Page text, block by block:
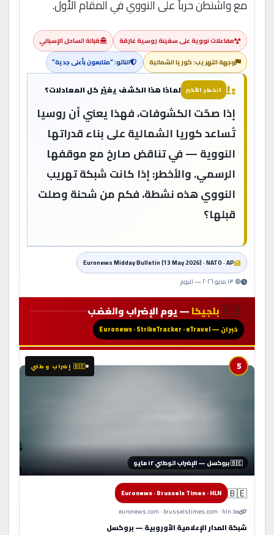
مع واشنطن حرباً على النووي في المقام الأول.
مفاعلات نووية على سفينة روسية غارقة
قبالة الساحل الإسباني
وجهة التهريب: كوريا الشمالية
الناتو: “متابعون بأعلى جدية”
الخطر الأكبر لماذا هذا الكشف يغيّر كل المعادلات؟
إذا صحّت الكشوفات، فهذا يعني أن روسيا
تُساعد كوريا الشمالية على بناء قدراتها
النووية — في تناقض صارخ مع موقفها
الرسمي. والأخطر: إذا كانت شبكة تهريب
النووي هذه نشطة، فكم من شحنة وصلت
قبلها؟
Euronews Midday Bulletin (13 May 2026) · NATO · AP
🔴 ١٣ مايو ٢٠٢٦ — اليوم
🇧🇪بلجيكا— يوم الإضراب والغضب
خبران — Euronews · StrikeTracker · eTravel
5 🇧🇪 إضراب وطني
🇧🇪 بروكسل — الإضراب الوطني ١٢ مايو
🇧🇪
Euronews · Brussels Times · HLN
euronews.com · brusselstimes.com · hln.be
شبكة المدار الإعلامية الأوروبية — بروكسل